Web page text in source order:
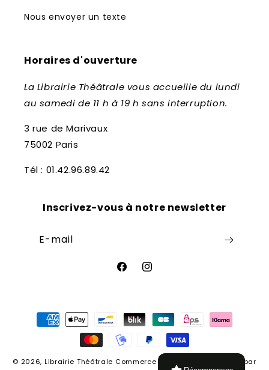
Nous envoyer un texte
Horaires d'ouverture
La Librairie Théâtrale vous accueille du lundi
au samedi de 11 h à 19 h sans interruption.
3 rue de Marivaux
75002 Paris
Tél : 01.42.96.89.42
Inscrivez-vous à notre newsletter
E-mail
FacebookInstagram
Moyens
© 2026, Librairie Théâtrale Commerce électronique propulsé par